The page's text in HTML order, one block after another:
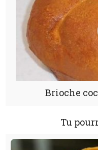
Brioche
Tu